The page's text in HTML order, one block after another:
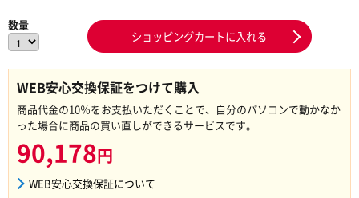
数量
ショッピングカートに入れる
WEB安心交換保証をつけて購入
商品代金の10％をお支払いただくことで、自分のパソコンで動かなか
った場合に商品の買い直しができるサービスです。
90,178円
WEB安心交換保証について